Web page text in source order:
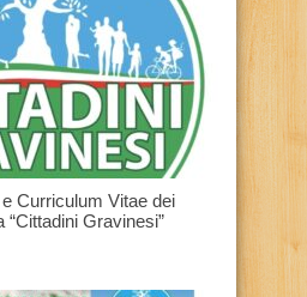
Curriculum Vitae dei
“Cittadini Gravinesi”